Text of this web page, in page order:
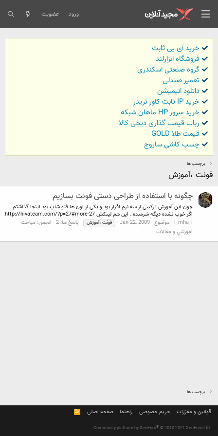
ورود عضویت
خرید آی پی ثابت
فروشگاه ابزارلند
گروه صنعتی اسکندری
تعمیر صندلی
داتلود انیمیشن
خرید IP ثابت کاور تریدر
خرید سرور HP ماهان شبکه
ربات قیمت گذاری دیجی کالا
قیمت طلا GOLD
چسب کاشی ساروج
برچسب ها
فونت ،آموزش
چگونه با استفاده از طراحی دستی فونت بسازیم
چون این آموزش ترکیبی از سه نرم افزار بود و یکی از اون ها فتو شاپ بود اینجا گذاشتم.
اگر خوب نشده دیگه شرمنده . این هم لینکش http://hivateam.com/?p=27#more-27
l_mha_l
موضوع Jan 22, 2009 فونت ،آموزش پاسخ ها: 2 انجمن: مباحث
آموزشي و مقالات
برچسب ها
قوانین و مقرّرات حریم خصوصی راهنما صفحه اصلی
R
S
Community platform by XenForo® © 2010-2021 XenForo Ltd.